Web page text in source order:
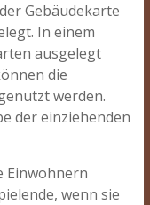
Gebäudekarte
In einem
ausgelegt
die
werden.
der einziehenden
Einwohnern
wenn sie